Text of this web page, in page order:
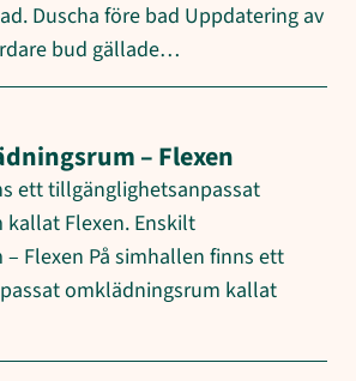
Duscha före bad Uppdatering av
bud gällade…
– Flexen
ett tillgänglighetsanpassat
Flexen. Enskilt
Flexen På simhallen finns ett
omklädningsrum kallat